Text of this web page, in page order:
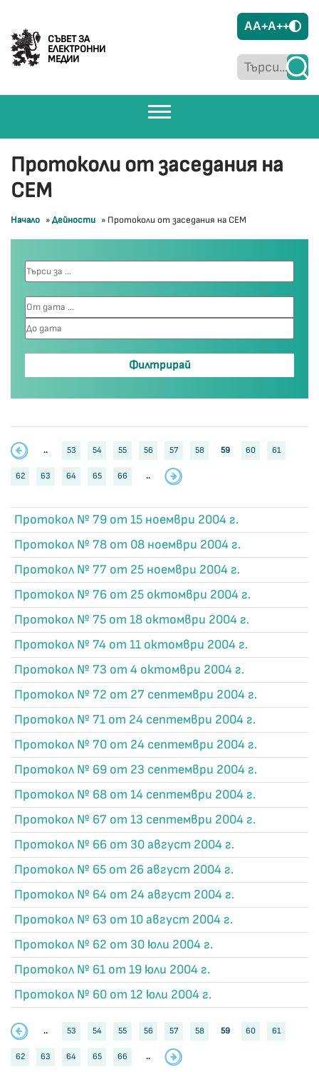
СЪВЕТ ЗА
ЕЛЕКТРОННИ
МЕДИИ
AA+A++
Протоколи от заседания на
СЕМ
Начало »Дейности » Протоколи от заседания на СЕМ
.. 53 54 55 56 57 58 59 60 61
62 63 64 65 66 ..
Протокол № 79 от 15 ноември 2004 г.
Протокол № 78 от 08 ноември 2004 г.
Протокол № 77 от 25 ноември 2004 г.
Протокол № 76 от 25 октомври 2004 г.
Протокол № 75 от 18 октомври 2004 г.
Протокол № 74 от 11 октомври 2004 г.
Протокол № 73 от 4 октомври 2004 г.
Протокол № 72 от 27 септември 2004 г.
Протокол № 71 от 24 септември 2004 г.
Протокол № 70 от 24 септември 2004 г.
Протокол № 69 от 23 септември 2004 г.
Протокол № 68 от 14 септември 2004 г.
Протокол № 67 от 13 септември 2004 г.
Протокол № 66 от 30 август 2004 г.
Протокол № 65 от 26 август 2004 г.
Протокол № 64 от 24 август 2004 г.
Протокол № 63 от 10 август 2004 г.
Протокол № 62 от 30 юли 2004 г.
Протокол № 61 от 19 юли 2004 г.
Протокол № 60 от 12 юли 2004 г.
.. 53 54 55 56 57 58 59 60 61
62 63 64 65 66 ..